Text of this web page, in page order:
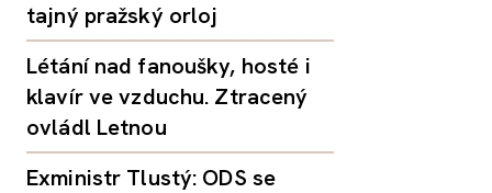
tajný pražský orloj
Létání nad fanoušky, hosté i
klavír ve vzduchu. Ztracený
ovládl Letnou
Exministr Tlustý: ODS se